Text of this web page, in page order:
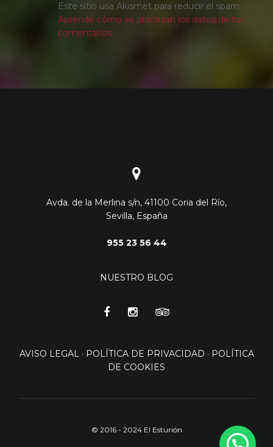
Este sitio usa Akismet para reducir el spam.
Aprende cómo se procesan los datos de tus
comentarios.
Avda. de la Merlina s/n, 41100 Coria del Río,
Sevilla, España
955 23 56 44
NUESTRO BLOG
AVISO LEGAL· POLÍTICA DE PRIVACIDAD · POLÍTICA
DE COOKIES
© 2016 - 2024 El Esturión